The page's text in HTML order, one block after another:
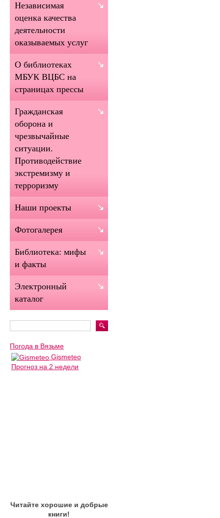
Независимая
оценка качества
деятельности
оказываемых услуг
О библиотеках
МБУК ВЦБС на
страницах прессы
Гражданская
оборона и
чрезвычайные
ситуации.
Противодействие
экстремизму и
терроризму
Наши проекты
Фотогалерея
Библиотека: мифы
и факты
Электронный
каталог
Погода в Вязьме
Gismeteo
Прогноз на 2 недели
Читайте хорошие и добрые
книги!